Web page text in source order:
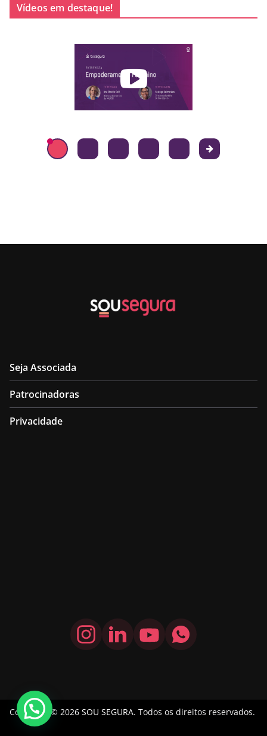
Vídeos em destaque!
Seja Associada
Patrocinadoras
Privacidade
Copyright © 2026 SOU SEGURA. Todos os direitos reservados.